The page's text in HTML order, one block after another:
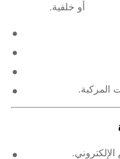
أو خلفية.
المركبة.